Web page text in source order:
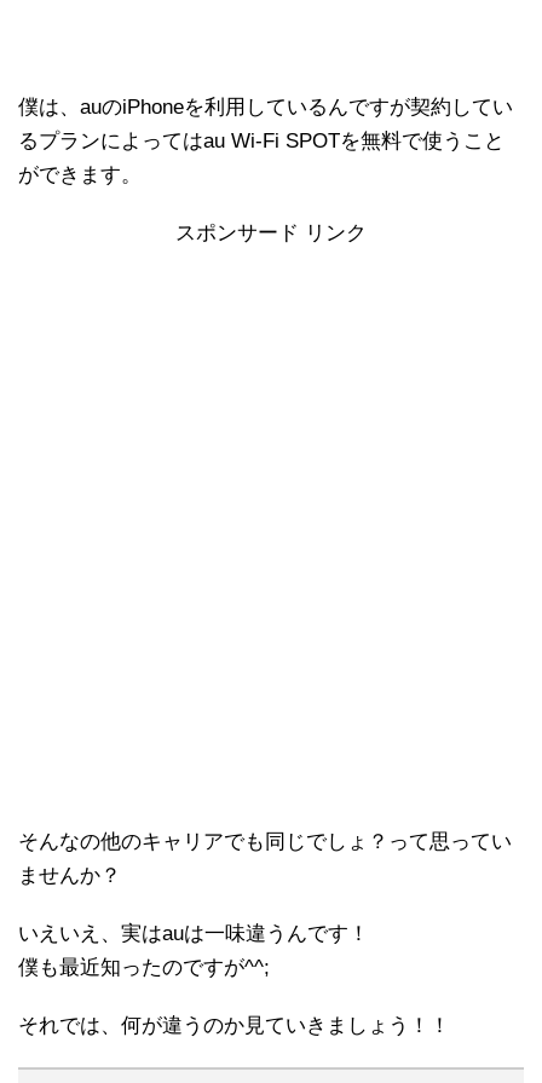
僕は、auのiPhoneを利用しているんですが契約してい
るプランによってはau Wi-Fi SPOTを無料で使うこと
ができます。
スポンサード リンク
そんなの他のキャリアでも同じでしょ？って思ってい
ませんか？
いえいえ、実はauは一味違うんです！
僕も最近知ったのですが^^;
それでは、何が違うのか見ていきましょう！！